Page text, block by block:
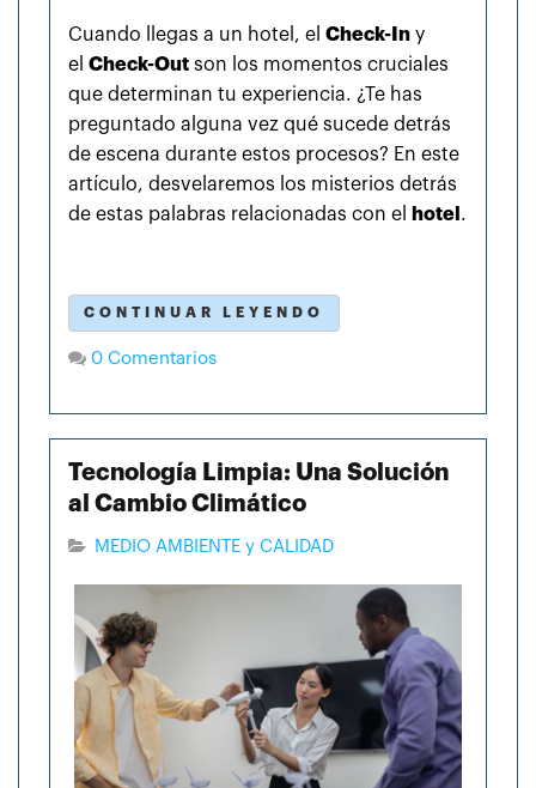
Cuando llegas a un hotel, el Check-In y
el Check-Out son los momentos cruciales
que determinan tu experiencia. ¿Te has
preguntado alguna vez qué sucede detrás
de escena durante estos procesos? En este
artículo, desvelaremos los misterios detrás
de estas palabras relacionadas con el
hotel .
CONTINUAR LEYENDO
0 Comentarios
Tecnología Limpia: Una Solución
al Cambio Climático
MEDIO AMBIENTE y CALIDAD